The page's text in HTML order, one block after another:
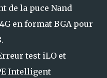
de la puce Nand
en format BGA pour
test iLO et
Intelligent